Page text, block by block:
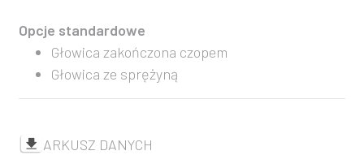
Opcje standardowe
Głowica zakończona czopem
Głowica ze sprężyną
ARKUSZ DANYCH